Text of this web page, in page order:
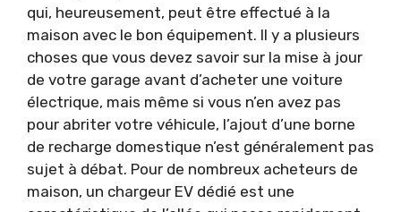
qui, heureusement, peut être effectué à la
maison avec le bon équipement. Il y a plusieurs
choses que vous devez savoir sur la mise à jour
de votre garage avant d’acheter une voiture
électrique, mais même si vous n’en avez pas
pour abriter votre véhicule, l’ajout d’une borne
de recharge domestique n’est généralement pas
sujet à débat. Pour de nombreux acheteurs de
maison, un chargeur EV dédié est une